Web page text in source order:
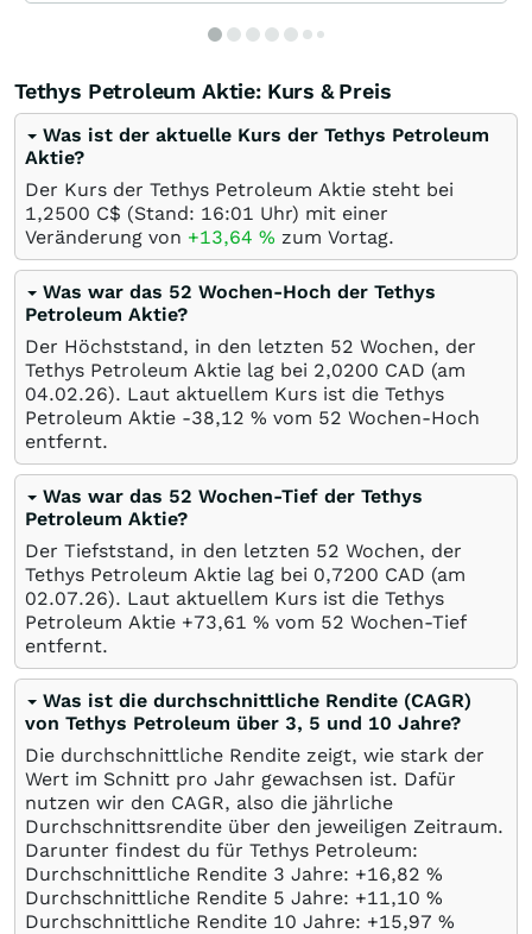
Tethys Petroleum Aktie: Kurs & Preis
Was ist der aktuelle Kurs der Tethys Petroleum
Aktie?
Der Kurs der Tethys Petroleum Aktie steht bei
1,2500 C$ (Stand: 16:01 Uhr) mit einer
Veränderung von +13,64 % zum Vortag.
Was war das 52 Wochen-Hoch der Tethys
Petroleum Aktie?
Der Höchststand, in den letzten 52 Wochen, der
Tethys Petroleum Aktie lag bei 2,0200 CAD (am
04.02.26). Laut aktuellem Kurs ist die Tethys
Petroleum Aktie -38,12 % vom 52 Wochen-Hoch
entfernt.
Was war das 52 Wochen-Tief der Tethys
Petroleum Aktie?
Der Tiefststand, in den letzten 52 Wochen, der
Tethys Petroleum Aktie lag bei 0,7200 CAD (am
02.07.26). Laut aktuellem Kurs ist die Tethys
Petroleum Aktie +73,61 % vom 52 Wochen-Tief
entfernt.
Was ist die durchschnittliche Rendite (CAGR)
von Tethys Petroleum über 3, 5 und 10 Jahre?
Die durchschnittliche Rendite zeigt, wie stark der
Wert im Schnitt pro Jahr gewachsen ist. Dafür
nutzen wir den CAGR, also die jährliche
Durchschnittsrendite über den jeweiligen Zeitraum.
Darunter findest du für Tethys Petroleum:
Durchschnittliche Rendite 3 Jahre: +16,82 %
Durchschnittliche Rendite 5 Jahre: +11,10 %
Durchschnittliche Rendite 10 Jahre: +15,97 %